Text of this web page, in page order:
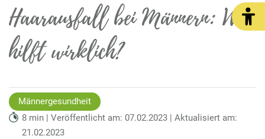
Haarausfall bei Männern: Was
hilft wirklich?
Männergesundheit
8 min | Veröffentlicht am: 07.02.2023 | Aktualisiert am:
21.02.2023